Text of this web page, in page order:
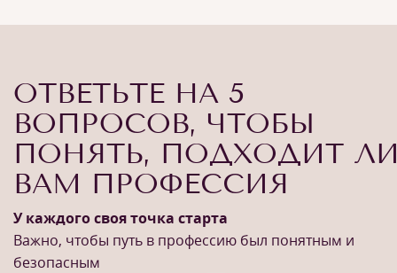
ОТВЕТЬТЕ НА 5
ВОПРОСОВ, ЧТОБЫ
ПОНЯТЬ, ПОДХОДИТ
ВАМ ПРОФЕССИЯ
У каждого своя точка старта
Важно, чтобы путь в профессию был понятным и
безопасным